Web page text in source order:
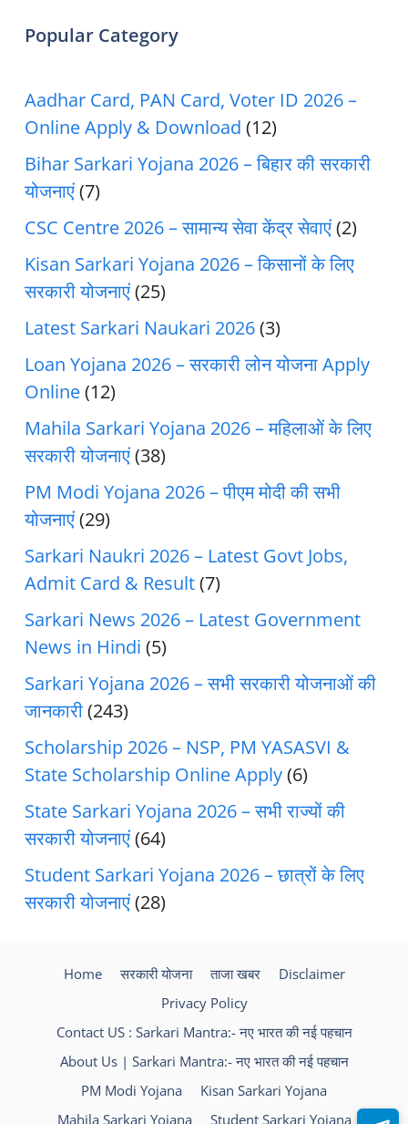
Popular Category
Aadhar Card, PAN Card, Voter ID 2026 –
Online Apply & Download (12)
Bihar Sarkari Yojana 2026 – बिहार की सरकारी
योजनाएं(7)
CSC Centre 2026 – सामान्य सेवा केंद्र सेवाएं(2)
Kisan Sarkari Yojana 2026 – किसानों के लिए
सरकारी योजनाएं(25)
Latest Sarkari Naukari 2026(3)
Loan Yojana 2026 – सरकारी लोन योजना Apply
Online(12)
Mahila Sarkari Yojana 2026 – महिलाओं के लिए
सरकारी योजनाएं(38)
PM Modi Yojana 2026 – पीएम मोदी की सभी
योजनाएं(29)
Sarkari Naukri 2026 – Latest Govt Jobs,
Admit Card & Result(7)
Sarkari News 2026 – Latest Government
News in Hindi (5)
Sarkari Yojana 2026 – सभी सरकारी योजनाओं की
जानकारी(243)
Scholarship 2026 – NSP, PM YASASVI &
State Scholarship Online Apply(6)
State Sarkari Yojana 2026 – सभी राज्यों की
सरकारी योजनाएं(64)
Student Sarkari Yojana 2026 – छात्रों के लिए
सरकारी योजनाएं(28)
Home सरकारी योजना ताजा खबर
Disclaimer
Privacy Policy
Contact US : Sarkari Mantra:- नए भारत की नई पहचान
About Us | Sarkari Mantra:- नए भारत की नई पहचान
PM Modi Yojana
Kisan Sarkari Yojana
Mahila Sarkari Yojana
Student Sarkari Yojana